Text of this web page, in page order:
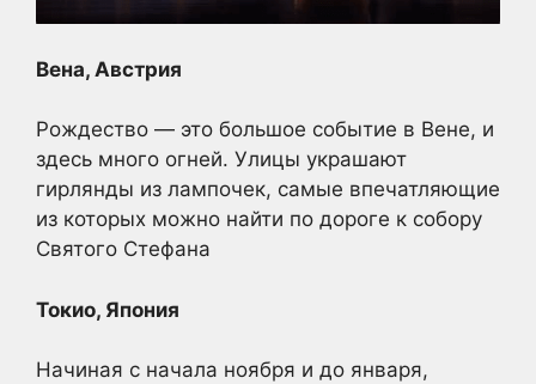
Вена, Австрия
Рождество — это большое событие в Вене, и
здесь много огней. Улицы украшают
гирлянды из лампочек, самые впечатляющие
из которых можно найти по дороге к собору
Святого Стефана
Токио, Япония
Начиная с начала ноября и до января,